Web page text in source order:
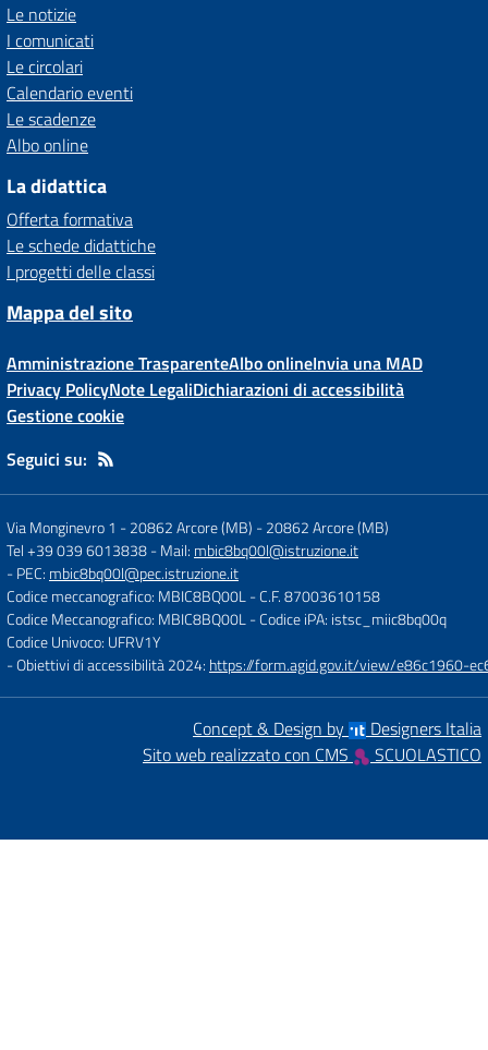
Le notizie
I comunicati
Le circolari
Calendario eventi
Le scadenze
Albo online
La didattica
Offerta formativa
Le schede didattiche
I progetti delle classi
Mappa del sito
Amministrazione TrasparenteAlbo onlineInvia una MAD
Privacy PolicyNote LegaliDichiarazioni di accessibilità
Gestione cookie
Seguici su:
Via Monginevro 1 - 20862 Arcore (MB) -20862 Arcore (MB)
Tel +39 039 6013838- Mail: mbic8bq00l@istruzione.it
- PEC: mbic8bq00l@pec.istruzione.it
Codice meccanografico: MBIC8BQ00L- C.F. 87003610158
Codice Meccanografico: MBIC8BQ00L- Codice iPA: istsc_miic8bq00q
Codice Univoco: UFRV1Y
- Obiettivi di accessibilità 2024: https://form.agid.gov.it/view/e86c1960-
Concept & Design by
Designers Italia
Sito web realizzato con CMS
SCUOLASTICO